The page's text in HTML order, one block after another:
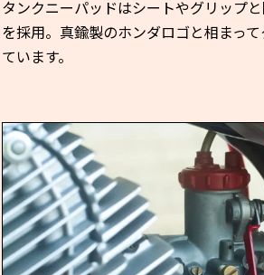
タンクニーパッドはシートやグリップ
を採用。真鍮製のホンダロゴと相まっ
ています。